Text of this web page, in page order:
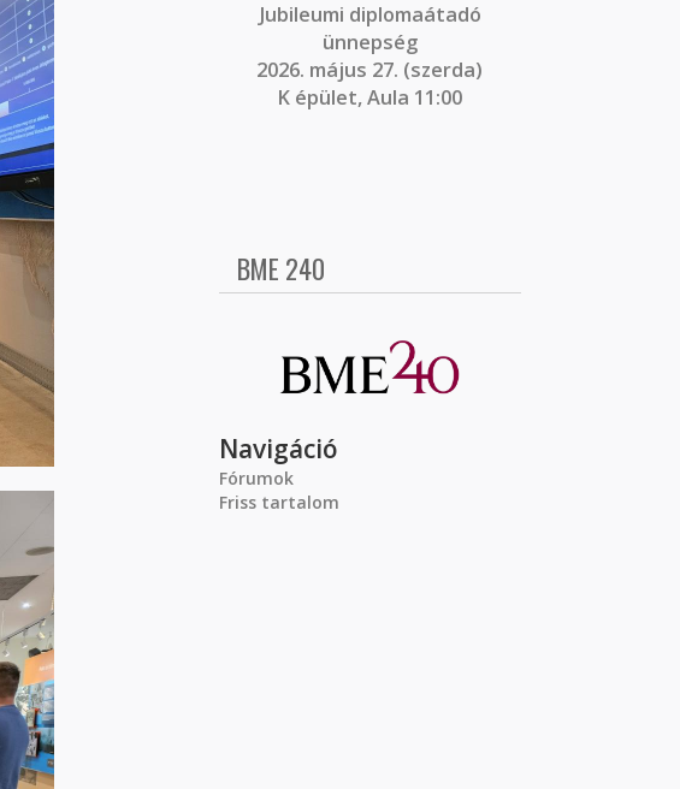
Jubileumi diplomaátadó
ünnepség
2026. május 27. (szerda)
K épület, Aula 11:00
BME 240
Navigáció
Fórumok
Friss tartalom